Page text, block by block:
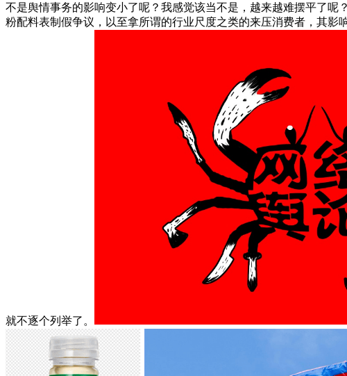
不是舆情事务的影响变小了呢？我感觉该当不是，越来越难摆平了
粉配料表制假争议，以至拿所谓的行业尺度之类的来压消费者，其
就不逐个列举了。